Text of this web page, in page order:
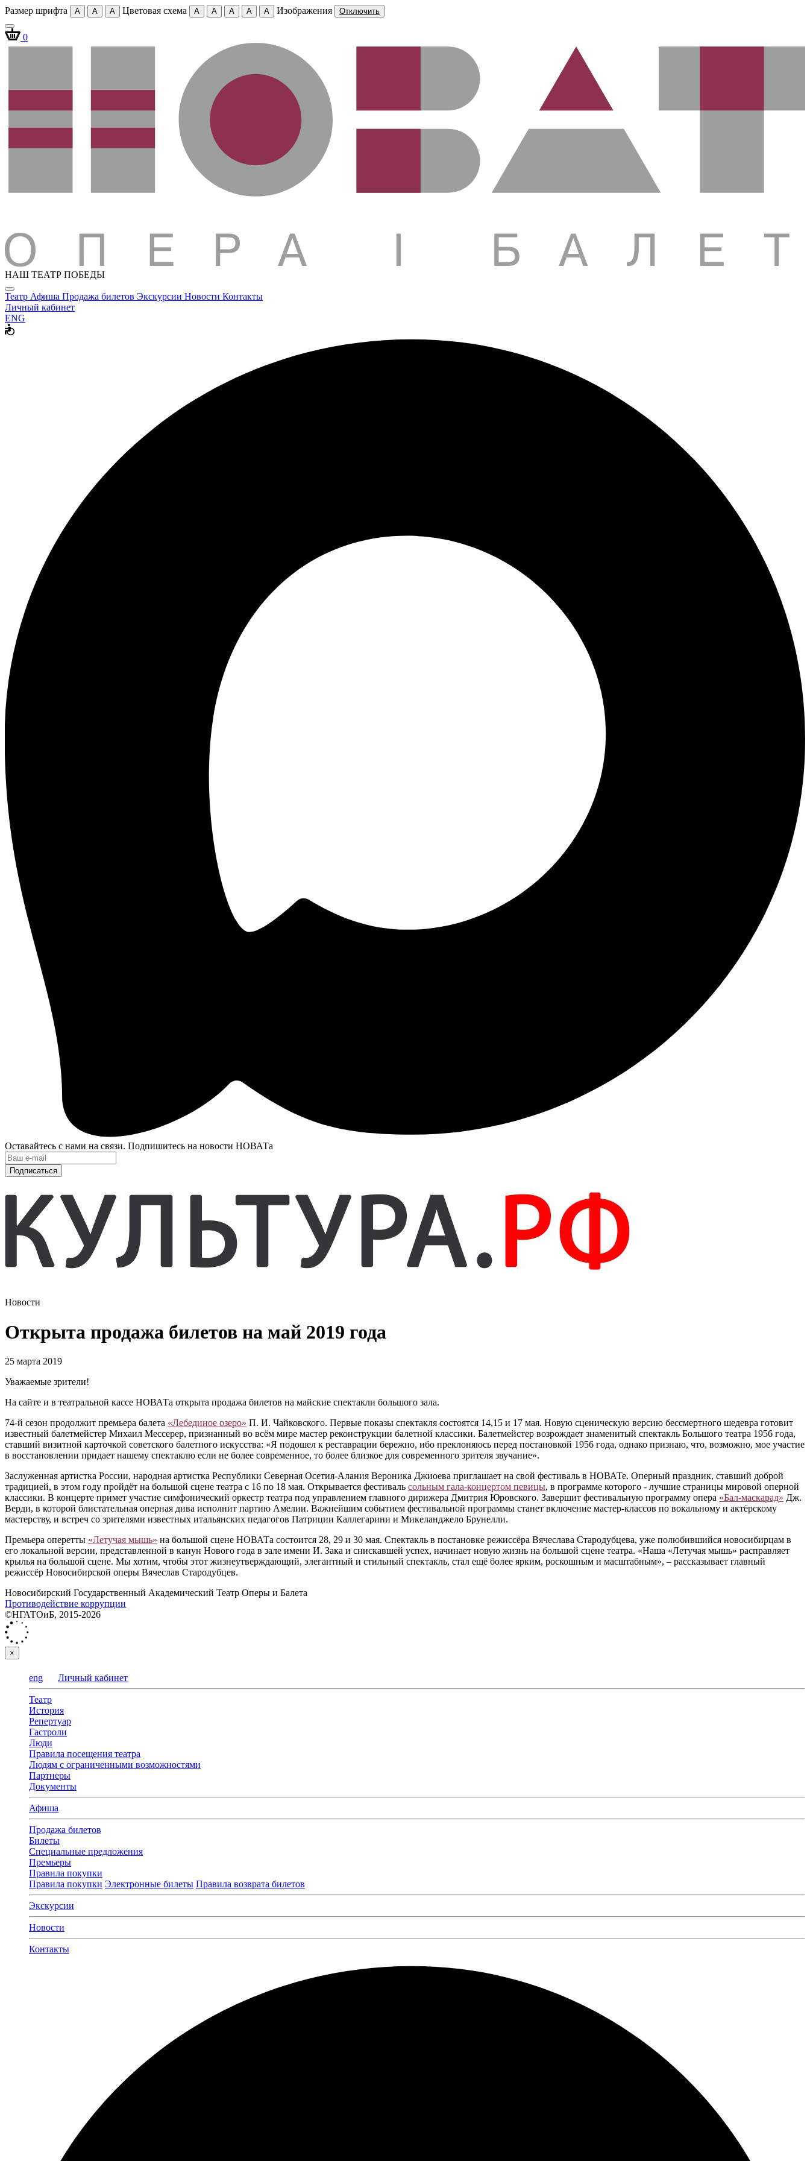
Размер шрифта A A A Цветовая схема A A A A A Изображения Отключить
0
НАШ ТЕАТР ПОБЕДЫ
Театр Афиша Продажа билетов Экскурсии Новости Контакты
Личный кабинет
ENG
Оставайтесь с нами на связи. Подпишитесь на новости НОВАТа
Подписаться
Новости
Открыта продажа билетов на май 2019 года
25 марта 2019
Уважаемые зрители!
На сайте и в театральной кассе НОВАТа открыта продажа билетов на майские спектакли большого зала.
74-й сезон продолжит премьера балета «Лебединое озеро» П. И. Чайковского. Первые показы спектакля состоятся 14,15 и 17 мая. Новую сценическую версию бессмертного шедевра готовит
известный балетмейстер Михаил Мессерер, признанный во всём мире мастер реконструкции балетной классики. Балетмейстер возрождает знаменитый спектакль Большого театра 1956 года,
ставший визитной карточкой советского балетного искусства: «Я подошел к реставрации бережно, ибо преклоняюсь перед постановкой 1956 года, однако признаю, что, возможно, мое участие
в восстановлении придает нашему спектаклю если не более современное, то более близкое для современного зрителя звучание».
Заслуженная артистка России, народная артистка Республики Северная Осетия-Алания Вероника Джиоева приглашает на свой фестиваль в НОВАТе. Оперный праздник, ставший доброй
традицией, в этом году пройдёт на большой сцене театра с 16 по 18 мая. Открывается фестиваль сольным гала-концертом певицы, в программе которого - лучшие страницы мировой оперной
классики. В концерте примет участие симфонический оркестр театра под управлением главного дирижера Дмитрия Юровского. Завершит фестивальную программу опера «Бал-маскарад» Дж.
Верди, в которой блистательная оперная дива исполнит партию Амелии. Важнейшим событием фестивальной программы станет включение мастер-классов по вокальному и актёрскому
мастерству, и встреч со зрителями известных итальянских педагогов Патриции Каллегарини и Микеланджело Брунелли.
Премьера оперетты «Летучая мышь» на большой сцене НОВАТа состоится 28, 29 и 30 мая. Спектакль в постановке режиссёра Вячеслава Стародубцева, уже полюбившийся новосибирцам в
его локальной версии, представленной в канун Нового года в зале имени И. Зака и снискавшей успех, начинает новую жизнь на большой сцене театра. «Наша «Летучая мышь» расправляет
крылья на большой сцене. Мы хотим, чтобы этот жизнеутверждающий, элегантный и стильный спектакль, стал ещё более ярким, роскошным и масштабным», – рассказывает главный
режиссёр Новосибирской оперы Вячеслав Стародубцев.
Новосибирский Государственный Академический Театр Оперы и Балета
Противодействие коррупции
©НГАТОиБ, 2015-2026
×
eng Личный кабинет
Театр
История
Репертуар
Гастроли
Люди
Правила посещения театра
Людям с ограниченными возможностями
Партнеры
Документы
Афиша
Продажа билетов
Билеты
Специальные предложения
Премьеры
Правила покупки
Правила покупки Электронные билеты Правила возврата билетов
Экскурсии
Новости
Контакты